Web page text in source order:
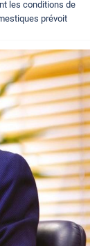
les conditions de
prévoit